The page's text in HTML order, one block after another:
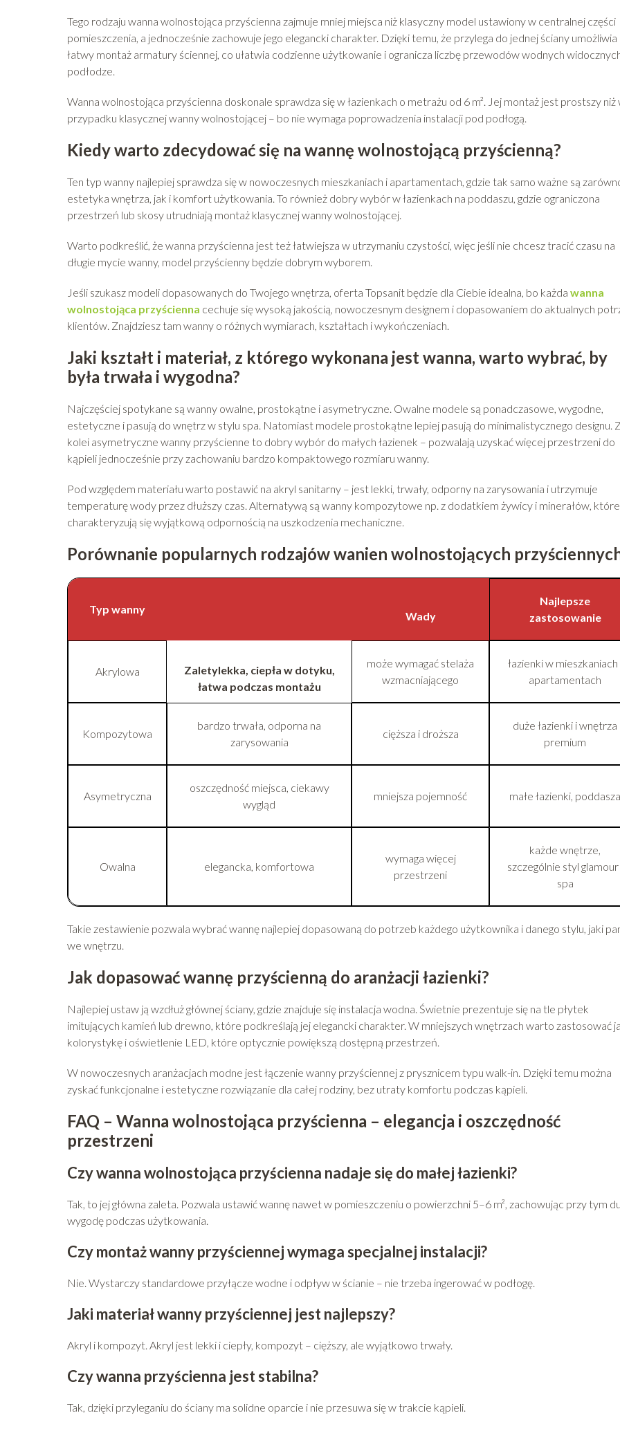
Tego rodzaju wanna wolnostojąca przyścienna zajmuje mniej miejsca niż klasyczny model ustawiony w centralnej części
pomieszczenia, a jednocześnie zachowuje jego elegancki charakter. Dzięki temu, że przylega do jednej ściany umożliwia
łatwy montaż armatury ściennej, co ułatwia codzienne użytkowanie i ogranicza liczbę przewodów wodnych
podłodze.
Wanna wolnostojąca przyścienna doskonale sprawdza się w łazienkach o metrażu od 6 m². Jej montaż jest prostszy niż
przypadku klasycznej wanny wolnostojącej – bo nie wymaga poprowadzenia instalacji pod podłogą.
Kiedy warto zdecydować się na wannę wolnostojącą przyścienną?
Ten typ wanny najlepiej sprawdza się w nowoczesnych mieszkaniach i apartamentach, gdzie tak samo ważne są
estetyka wnętrza, jak i komfort użytkowania. To również dobry wybór w łazienkach na poddaszu, gdzie ograniczona
przestrzeń lub skosy utrudniają montaż klasycznej wanny wolnostojącej.
Warto podkreślić, że wanna przyścienna jest też łatwiejsza w utrzymaniu czystości, więc jeśli nie chcesz tracić czasu na
długie mycie wanny, model przyścienny będzie dobrym wyborem.
Jeśli szukasz modeli dopasowanych do Twojego wnętrza, oferta Topsanit będzie dla Ciebie idealna, bo każda wanna
wolnostojąca przyścienna cechuje się wysoką jakością, nowoczesnym designem i dopasowaniem do aktualnych
klientów. Znajdziesz tam wanny o różnych wymiarach, kształtach i wykończeniach.
Jaki kształt i materiał, z którego wykonana jest wanna, warto wybrać, by
była trwała i wygodna?
Najczęściej spotykane są wanny owalne, prostokątne i asymetryczne. Owalne modele są ponadczasowe, wygodne,
estetyczne i pasują do wnętrz w stylu spa. Natomiast modele prostokątne lepiej pasują do minimalistycznego designu.
kolei asymetryczne wanny przyścienne to dobry wybór do małych łazienek – pozwalają uzyskać więcej przestrzeni do
kąpieli jednocześnie przy zachowaniu bardzo kompaktowego rozmiaru wanny.
Pod względem materiału warto postawić na akryl sanitarny – jest lekki, trwały, odporny na zarysowania i utrzymuje
temperaturę wody przez dłuższy czas. Alternatywą są wanny kompozytowe np. z dodatkiem żywicy i minerałów, które
charakteryzują się wyjątkową odpornością na uszkodzenia mechaniczne.
Porównanie popularnych rodzajów wanien wolnostojących
Typ wanny
Wady
Najlepsze
zastosowanie
Akrylowa Zaletylekka, ciepła w dotyku,
łatwa podczas montażu
może wymagać stelaża
wzmacniającego
łazienki w mieszkaniach
apartamentach
Kompozytowa
bardzo trwała, odporna na
zarysowania
cięższa i droższa
duże łazienki i wnętrza
premium
Asymetryczna
oszczędność miejsca, ciekawy
wygląd
mniejsza pojemność małe łazienki, poddasza
Owalna elegancka, komfortowa
wymaga więcej
przestrzeni
każde wnętrze,
szczególnie styl glamour
spa
Takie zestawienie pozwala wybrać wannę najlepiej dopasowaną do potrzeb każdego użytkownika i danego stylu, jaki
we wnętrzu.
Jak dopasować wannę przyścienną do aranżacji łazienki?
Najlepiej ustaw ją wzdłuż głównej ściany, gdzie znajduje się instalacja wodna. Świetnie prezentuje się na tle płytek
imitujących kamień lub drewno, które podkreślają jej elegancki charakter. W mniejszych wnętrzach warto zastosować
kolorystykę i oświetlenie LED, które optycznie powiększą dostępną przestrzeń.
W nowoczesnych aranżacjach modne jest łączenie wanny przyściennej z prysznicem typu walk-in. Dzięki temu można
zyskać funkcjonalne i estetyczne rozwiązanie dla całej rodziny, bez utraty komfortu podczas kąpieli.
FAQ – Wanna wolnostojąca przyścienna – elegancja i oszczędność
przestrzeni
Czy wanna wolnostojąca przyścienna nadaje się do małej łazienki?
Tak, to jej główna zaleta. Pozwala ustawić wannę nawet w pomieszczeniu o powierzchni 5–6 m², zachowując przy tym
wygodę podczas użytkowania.
Czy montaż wanny przyściennej wymaga specjalnej instalacji?
Nie. Wystarczy standardowe przyłącze wodne i odpływ w ścianie – nie trzeba ingerować w podłogę.
Jaki materiał wanny przyściennej jest najlepszy?
Akryl i kompozyt. Akryl jest lekki i ciepły, kompozyt – cięższy, ale wyjątkowo trwały.
Czy wanna przyścienna jest stabilna?
Tak, dzięki przyleganiu do ściany ma solidne oparcie i nie przesuwa się w trakcie kąpieli.